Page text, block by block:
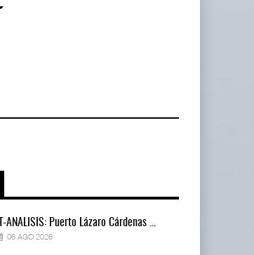
IT-ANÁLISIS: Puerto Lázaro Cárdenas ...
06 AGO 2026